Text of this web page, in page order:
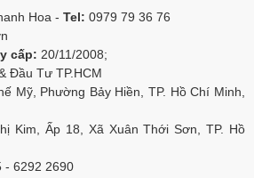
Hoa - Tel: 0979 79 36 76
cấp: 20/11/2008;
Đầu Tư TP.HCM
Mỹ, Phường Bảy Hiền, TP. Hồ Chí Minh,
Kim, Ấp 18, Xã Xuân Thới Sơn, TP. Hồ
- 6292 2690